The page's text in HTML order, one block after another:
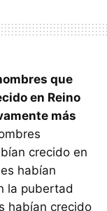
que
en Reino
más
crecido en
habían
la pubertad
habían crecido